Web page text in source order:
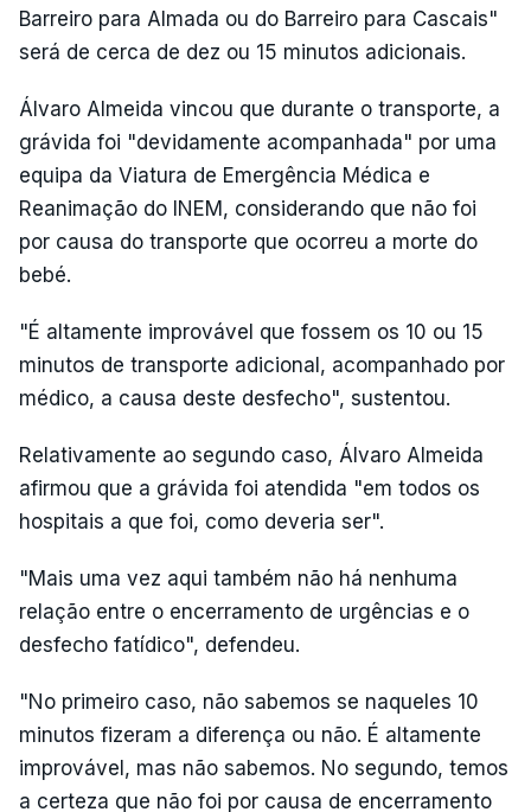
Barreiro para Almada ou do Barreiro para Cascais"
será de cerca de dez ou 15 minutos adicionais.
Álvaro Almeida vincou que durante o transporte, a
grávida foi "devidamente acompanhada" por uma
equipa da Viatura de Emergência Médica e
Reanimação do INEM, considerando que não foi
por causa do transporte que ocorreu a morte do
bebé.
"É altamente improvável que fossem os 10 ou 15
minutos de transporte adicional, acompanhado por
médico, a causa deste desfecho", sustentou.
Relativamente ao segundo caso, Álvaro Almeida
afirmou que a grávida foi atendida "em todos os
hospitais a que foi, como deveria ser".
"Mais uma vez aqui também não há nenhuma
relação entre o encerramento de urgências e o
desfecho fatídico", defendeu.
"No primeiro caso, não sabemos se naqueles 10
minutos fizeram a diferença ou não. É altamente
improvável, mas não sabemos. No segundo, temos
a certeza que não foi por causa de encerramento